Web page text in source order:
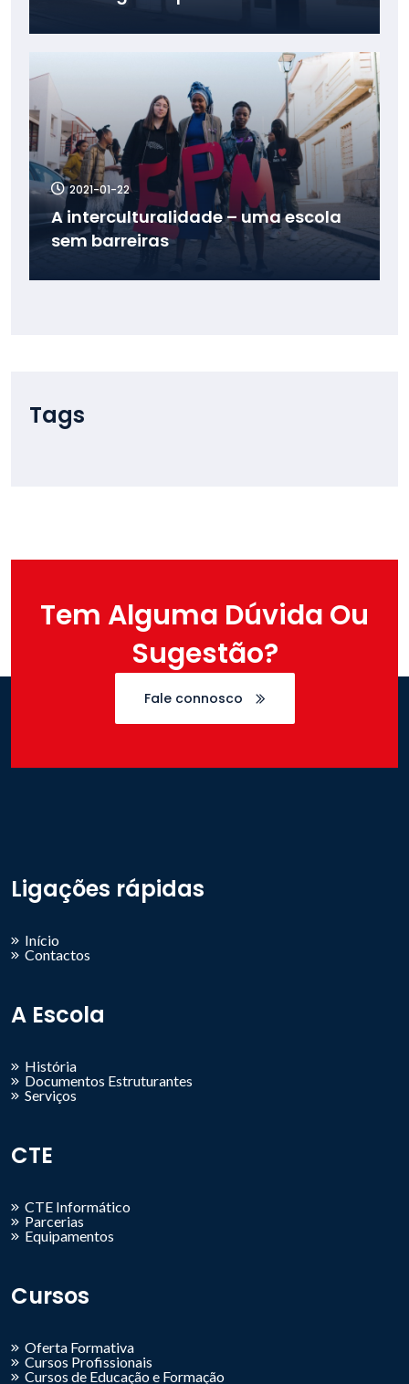
2021-01-22
A interculturalidade – uma escola
sem barreiras
Tags
Tem Alguma Dúvida Ou
Sugestão?
Fale connosco
Ligações rápidas
Início
Contactos
A Escola
História
Documentos Estruturantes
Serviços
CTE
CTE Informático
Parcerias
Equipamentos
Cursos
Oferta Formativa
Cursos Profissionais
Cursos de Educação e Formação